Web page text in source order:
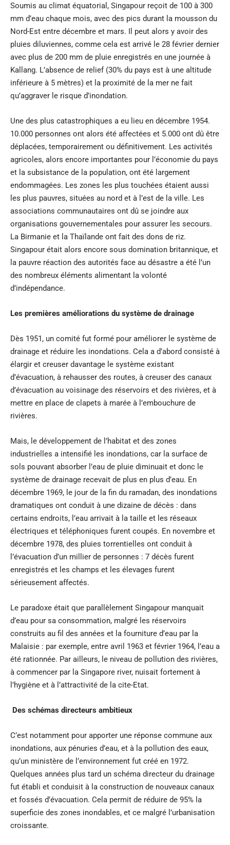
Soumis au climat équatorial, Singapour reçoit de 100 à 300
mm d’eau chaque mois, avec des pics durant la mousson du
Nord-Est entre décembre et mars. Il peut alors y avoir des
pluies diluviennes, comme cela est arrivé le 28 février dernier
avec plus de 200 mm de pluie enregistrés en une journée à
Kallang. L’absence de relief (30% du pays est à une altitude
inférieure à 5 mètres) et la proximité de la mer ne fait
qu’aggraver le risque d’inondation.
Une des plus catastrophiques a eu lieu en décembre 1954.
10.000 personnes ont alors été affectées et 5.000 ont dû être
déplacées, temporairement ou définitivement. Les activités
agricoles, alors encore importantes pour l’économie du pays
et la subsistance de la population, ont été largement
endommagées. Les zones les plus touchées étaient aussi
les plus pauvres, situées au nord et à l’est de la ville. Les
associations communautaires ont dû se joindre aux
organisations gouvernementales pour assurer les secours.
La Birmanie et la Thaïlande ont fait des dons de riz.
Singapour était alors encore sous domination britannique, et
la pauvre réaction des autorités face au désastre a été l’un
des nombreux éléments alimentant la volonté
d’indépendance.
Les premières améliorations du système de drainage
Dès 1951, un comité fut formé pour améliorer le système de
drainage et réduire les inondations. Cela a d’abord consisté à
élargir et creuser davantage le système existant
d’évacuation, à rehausser des routes, à creuser des canaux
d’évacuation au voisinage des réservoirs et des rivières, et à
mettre en place de clapets à marée à l’embouchure de
rivières.
Mais, le développement de l’habitat et des zones
industrielles a intensifié les inondations, car la surface de
sols pouvant absorber l’eau de pluie diminuait et donc le
système de drainage recevait de plus en plus d’eau. En
décembre 1969, le jour de la fin du ramadan, des inondations
dramatiques ont conduit à une dizaine de décès : dans
certains endroits, l’eau arrivait à la taille et les réseaux
électriques et téléphoniques furent coupés. En novembre et
décembre 1978, des pluies torrentielles ont conduit à
l’évacuation d’un millier de personnes : 7 décès furent
enregistrés et les champs et les élevages furent
sérieusement affectés.
Le paradoxe était que parallèlement Singapour manquait
d’eau pour sa consommation, malgré les réservoirs
construits au fil des années et la fourniture d’eau par la
Malaisie : par exemple, entre avril 1963 et février 1964, l’eau a
été rationnée. Par ailleurs, le niveau de pollution des rivières,
à commencer par la Singapore river, nuisait fortement à
l’hygiène et à l’attractivité de la cite-Etat.
Des schémas directeurs ambitieux
C’est notamment pour apporter une réponse commune aux
inondations, aux pénuries d’eau, et à la pollution des eaux,
qu’un ministère de l’environnement fut créé en 1972.
Quelques années plus tard un schéma directeur du drainage
fut établi et conduisit à la construction de nouveaux canaux
et fossés d’évacuation. Cela permit de réduire de 95% la
superficie des zones inondables, et ce malgré l’urbanisation
croissante.